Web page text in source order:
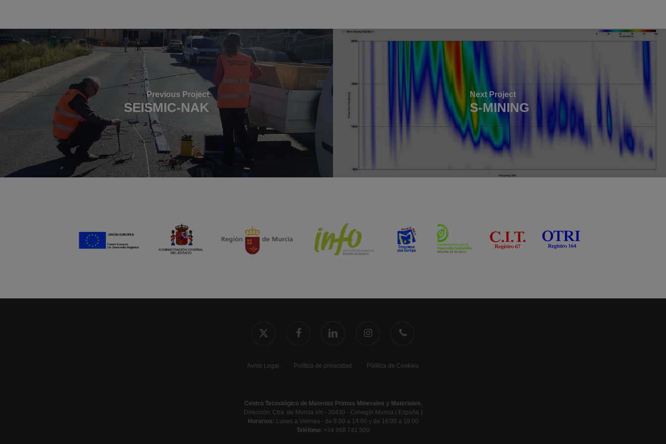
Previous Project
SEISMIC-NAK
Next Project
S-MINING
twitter
Aviso Legal Política de privacidad Política de Cookies
Centro Tecnológico de Materias Primas Minerales y Materiales.
Dirección: Ctra. de Murcia s/n - 30430 - Cehegín Murcia ( España )
Horarios: Lunes a Viernes - de 9:00 a 14:00 y de 16:00 a 19:00
Teléfono: +34 968 741 500